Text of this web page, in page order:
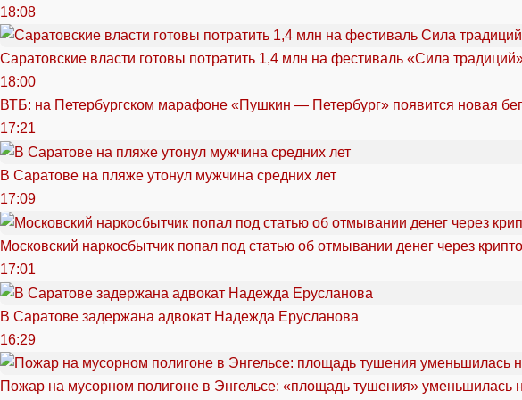
18:08
Саратовские власти готовы потратить 1,4 млн на фестиваль «Сила
18:00
ВТБ: на Петербургском марафоне «Пушкин — Петербург» появится новая
17:21
В Саратове на пляже утонул мужчина средних лет
17:09
Московский наркосбытчик попал под статью об отмывании денег через
17:01
В Саратове задержана адвокат Надежда Ерусланова
16:29
Пожар на мусорном полигоне в Энгельсе: «площадь тушения» уменьшилась